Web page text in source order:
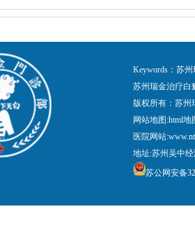
Keywords：苏
苏州瑞金治疗白
版权所有：苏
网站地图:html地
医院网站
地址:苏州吴中
苏公网安备